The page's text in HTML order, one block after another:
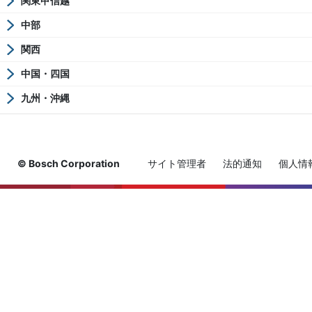
中部
関西
中国・四国
九州・沖縄
© Bosch Corporation サイト管理者 法的通知 個人情